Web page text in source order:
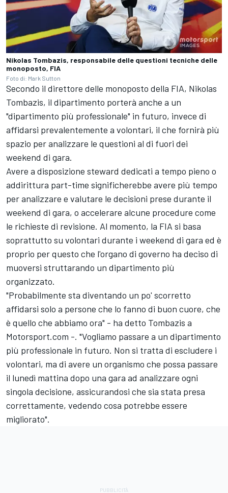
Nikolas Tombazis, responsabile delle questioni tecniche delle
monoposto, FIA
Foto di: Mark Sutton
Secondo il direttore delle monoposto della FIA, Nikolas
Tombazis, il dipartimento porterà anche a un
"dipartimento più professionale" in futuro, invece di
affidarsi prevalentemente a volontari, il che fornirà più
spazio per analizzare le questioni al di fuori dei
weekend di gara.
Avere a disposizione steward dedicati a tempo pieno o
addirittura part-time significherebbe avere più tempo
per analizzare e valutare le decisioni prese durante il
weekend di gara, o accelerare alcune procedure come
le richieste di revisione. Al momento, la FIA si basa
soprattutto su volontari durante i weekend di gara ed è
proprio per questo che l'organo di governo ha deciso di
muoversi struttarando un dipartimento più
organizzato.
"Probabilmente sta diventando un po' scorretto
affidarsi solo a persone che lo fanno di buon cuore, che
è quello che abbiamo ora" - ha detto Tombazis a
Motorsport.com -. "Vogliamo passare a un dipartimento
più professionale in futuro. Non si tratta di escludere i
volontari, ma di avere un organismo che possa passare
il lunedì mattina dopo una gara ad analizzare ogni
singola decisione, assicurandosi che sia stata presa
correttamente, vedendo cosa potrebbe essere
migliorato".